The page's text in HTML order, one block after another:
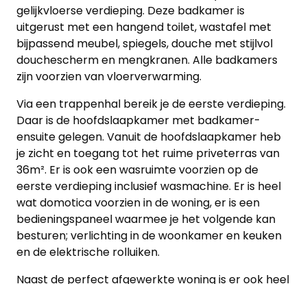
Home
Lopende
projecten
Alle
Panden
Over
ons
Ons
gelijkvloerse verdieping. Deze badkamer is
uitgerust met een hangend toilet, wastafel met
bijpassend meubel, spiegels, douche met stijlvol
douchescherm en mengkranen. Alle badkamers
zijn voorzien van vloerverwarming.
Via een trappenhal bereik je de eerste verdieping.
Daar is de hoofdslaapkamer met badkamer-
ensuite gelegen. Vanuit de hoofdslaapkamer heb
je zicht en toegang tot het ruime priveterras van
36m². Er is ook een wasruimte voorzien op de
eerste verdieping inclusief wasmachine. Er is heel
wat domotica voorzien in de woning, er is een
bedieningspaneel waarmee je het volgende kan
besturen; verlichting in de woonkamer en keuken
en de elektrische rolluiken.
Naast de perfect afgewerkte woning is er ook heel